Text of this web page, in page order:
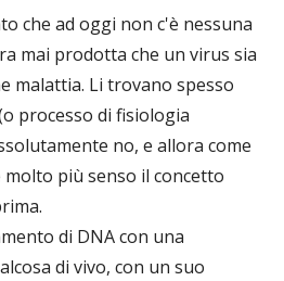
che ad oggi non c'è nessuna
mai prodotta che un virus sia
malattia. Li trovano spesso
processo di fisiologia
no, e allora come
più senso il concetto
di DNA con una
di vivo, con un suo